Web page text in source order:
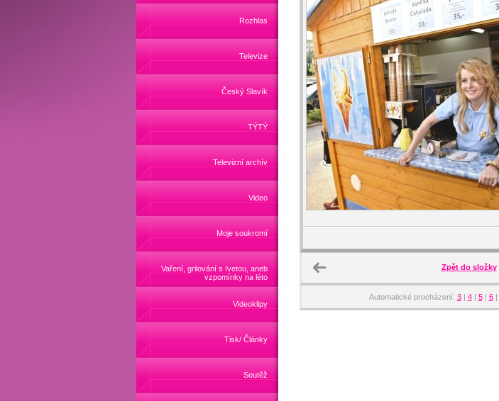
Rozhlas
Televize
Český Slavík
TÝTÝ
Televizní archív
Video
Moje soukromí
Vaření, grilování s Ivetou, aneb
vzpomínky na léto
Videoklipy
Tisk/ Články
Soutěž
Zpět do složky
Automatické procházení: 3| 4| 5| 6|